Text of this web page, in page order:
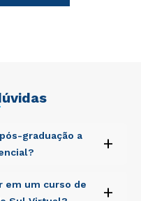
graduação a
+
natus error sit
laudantium,
em um curso de
+